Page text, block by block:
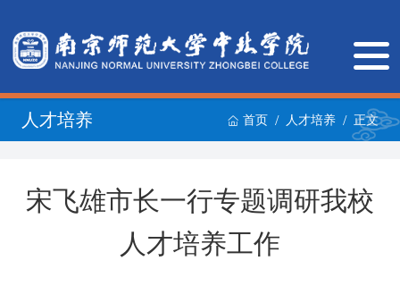
人才培养 首页 / 人才培养 / 正文
宋飞雄市长一行专题调研我校
人才培养工作